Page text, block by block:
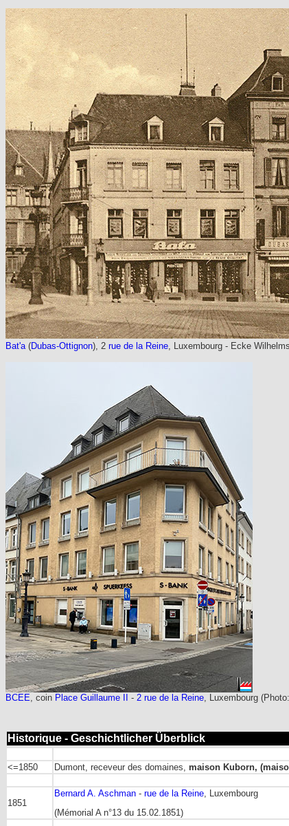
Bat'a(Dubas-Ottignon), 2 rue de la Reine, Luxembourg - Ecke
BCEE, coin Place Guillaume II - 2 rue de la Reine, Luxembourg
Historique - Geschichtlicher Überblick
<=1850 Dumont, receveur des domaines, maison Kuborn,
1851
Bernard A. Aschman - rue de la Reine, Luxembourg
(Mémorial A n°13 du 15.02.1851)